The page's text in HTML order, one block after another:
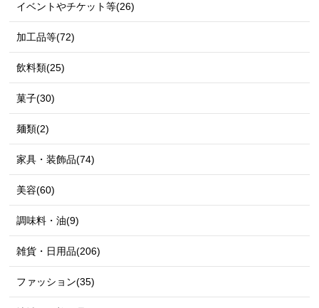
イベントやチケット等(26)
加工品等(72)
飲料類(25)
菓子(30)
麺類(2)
家具・装飾品(74)
美容(60)
調味料・油(9)
雑貨・日用品(206)
ファッション(35)